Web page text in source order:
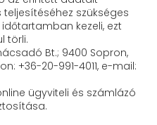
szükséges
kezeli, ezt
törli.
Bt.; 9400 Sopron,
+36-20-991-4011, e-mail:
ügyviteli és számlázó